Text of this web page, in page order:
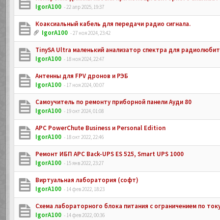
IgorA100 - 22 апр 2025, 19:37
Коаксиальный кабель для передачи радио сигнала.
IgorA100 - 27 ноя 2024, 23:42
TinySA Ultra маленький анализатор спектра для
IgorA100 - 18 ноя 2024, 22:47
Антенны для FPV дронов и РЭБ
IgorA100 - 17 ноя 2024, 00:07
Самоучитель по ремонту приборной панели Ауди 80
IgorA100 - 19 окт 2024, 01:08
APC PowerChute Business и Personal Edition
IgorA100 - 18 окт 2022, 22:46
Ремонт ИБП APC Back-UPS ES 525, Smart UPS 1000
IgorA100 - 15 янв 2022, 23:27
Виртуальная лаборатория (софт)
IgorA100 - 14 фев 2022, 18:23
Схема лабораторного блока питания с ограничением по
IgorA100 - 14 фев 2022, 00:36